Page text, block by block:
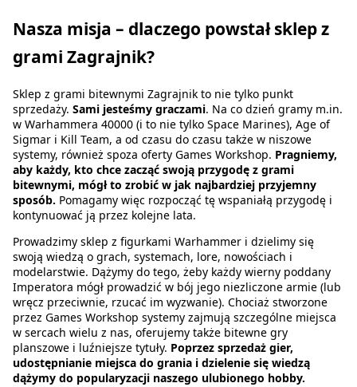
Nasza misja – dlaczego powstał sklep z
grami Zagrajnik?
Sklep z grami bitewnymi Zagrajnik to nie tylko punkt
sprzedaży. Sami jesteśmy graczami. Na co dzień gramy m.in.
w Warhammera 40000 (i to nie tylko Space Marines), Age of
Sigmar i Kill Team, a od czasu do czasu także w niszowe
systemy, również spoza oferty Games Workshop. Pragniemy,
aby każdy, kto chce zacząć swoją przygodę z grami
bitewnymi, mógł to zrobić w jak najbardziej przyjemny
sposób. Pomagamy więc rozpocząć tę wspaniałą przygodę i
kontynuować ją przez kolejne lata.
Prowadzimy sklep z figurkami Warhammer i dzielimy się
swoją wiedzą o grach, systemach, lore, nowościach i
modelarstwie. Dążymy do tego, żeby każdy wierny poddany
Imperatora mógł prowadzić w bój jego niezliczone armie (lub
wręcz przeciwnie, rzucać im wyzwanie). Chociaż stworzone
przez Games Workshop systemy zajmują szczególne miejsca
w sercach wielu z nas, oferujemy także bitewne gry
planszowe i luźniejsze tytuły. Poprzez sprzedaż gier,
udostępnianie miejsca do grania i dzielenie się wiedzą
dążymy do popularyzacji naszego ulubionego hobby.